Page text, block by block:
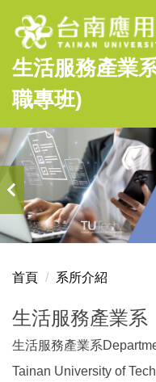
到
要
內
容
區
生活服務產業
職專班)
首頁 系所介紹
生活服務產業系
生活服務產業系
Tainan University of